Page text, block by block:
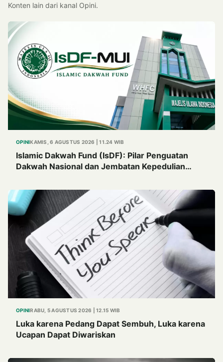
Konten lain dari kanal Opini.
OPINIKAMIS, 6 AGUSTUS 2026 | 11.24 WIB
Islamic Dakwah Fund (IsDF): Pilar Penguatan
Dakwah Nasional dan Jembatan Kepedulian
OPINIRABU, 5 AGUSTUS 2026 | 12.15 WIB
Luka karena Pedang Dapat Sembuh, Luka karena
Ucapan Dapat Diwariskan